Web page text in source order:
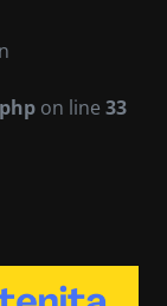
on line 33